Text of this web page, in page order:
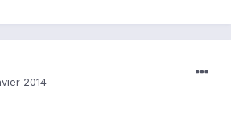
2014